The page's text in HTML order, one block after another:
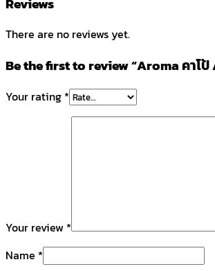
There are no reviews yet.
Be the first to review “Aroma คาโป้
Your rating *
Your review *
Name *